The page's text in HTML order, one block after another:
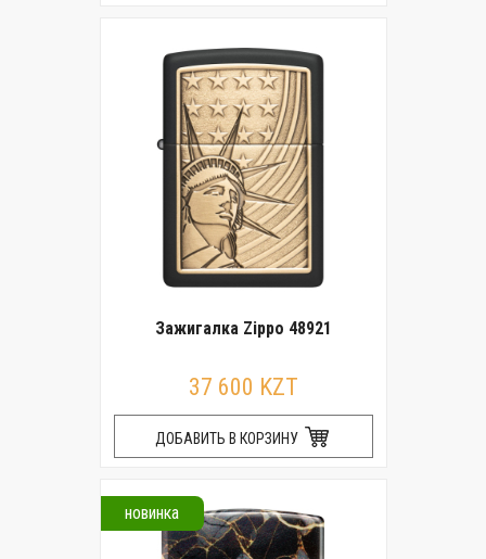
Зажигалка Zippo 48921
37 600 KZT
ДОБАВИТЬ В КОРЗИНУ
новинка